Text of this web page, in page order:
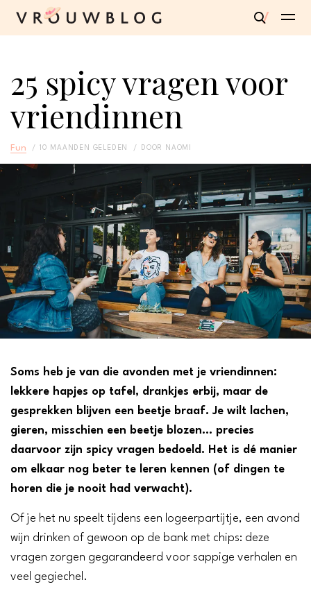
25 spicy vragen voor
vriendinnen​
Fun 10 MAANDEN GELEDEN DOOR NAOMI
Soms heb je van die avonden met je vriendinnen:
lekkere hapjes op tafel, drankjes erbij, maar de
gesprekken blijven een beetje braaf. Je wilt lachen,
gieren, misschien een beetje blozen… precies
daarvoor zijn spicy vragen bedoeld. Het is dé manier
om elkaar nog beter te leren kennen (of dingen te
horen die je nooit had verwacht).
Of je het nu speelt tijdens een logeerpartijtje, een avond
wijn drinken of gewoon op de bank met chips: deze
vragen zorgen gegarandeerd voor sappige verhalen en
veel gegiechel.